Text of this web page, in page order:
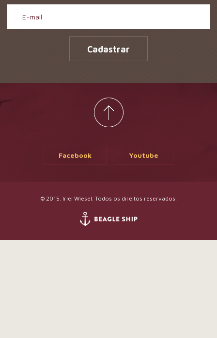
Cadastrar
Facebook Youtube
© 2015. Irlei Wiesel. Todos os direitos reservados.